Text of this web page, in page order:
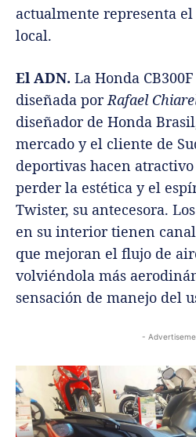
actualmente representa
local.
El ADN. La Honda
diseñada porRafael
diseñador de Honda
mercado y el cliente de
deportivas hacen
perder la estética y el
Twister, su antecesora.
en su interior tienen
que mejoran el flujo de
volviéndola más
sensación de manejo del
-